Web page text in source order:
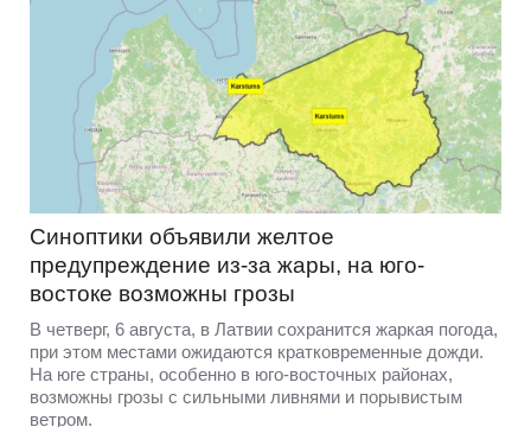
Синоптики объявили желтое
предупреждение из-за жары, на юго-
востоке возможны грозы
В четверг, 6 августа, в Латвии сохранится жаркая погода,
при этом местами ожидаются кратковременные дожди.
На юге страны, особенно в юго-восточных районах,
возможны грозы с сильными ливнями и порывистым
ветром.